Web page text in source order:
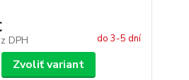
DPH do 3-5 dní
Zvoliť variant